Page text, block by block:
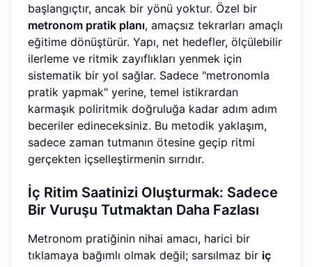
başlangıçtır, ancak bir yönü yoktur. Özel bir
metronom pratik planı, amaçsız tekrarları amaçlı
eğitime dönüştürür. Yapı, net hedefler, ölçülebilir
ilerleme ve ritmik zayıflıkları yenmek için
sistematik bir yol sağlar. Sadece "metronomla
pratik yapmak" yerine, temel istikrardan
karmaşık poliritmik doğruluğa kadar adım adım
beceriler edineceksiniz. Bu metodik yaklaşım,
sadece zaman tutmanın ötesine geçip ritmi
gerçekten içselleştirmenin sırrıdır.
İç Ritim Saatinizi Oluşturmak: Sadece
Bir Vuruşu Tutmaktan Daha Fazlası
Metronom pratiğinin nihai amacı, harici bir
tıklamaya bağımlı olmak değil; sarsılmaz bir iç